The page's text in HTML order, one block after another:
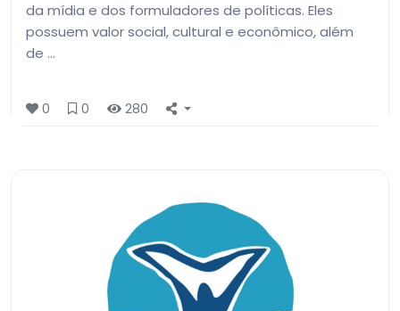
da mídia e dos formuladores de políticas. Eles
possuem valor social, cultural e econômico, além
de …
0 0 280